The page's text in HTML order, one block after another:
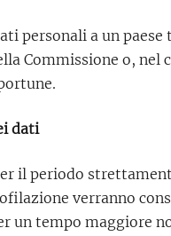
personali a un paese
Commissione o,
dati
il periodo
verranno
un tempo maggiore